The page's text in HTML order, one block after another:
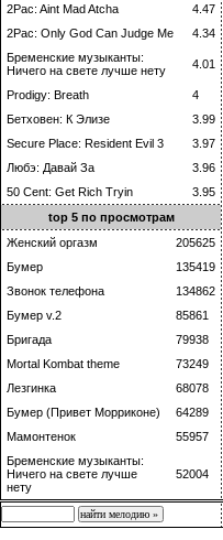
2Pac: Aint Mad Atcha
4.47
2Pac: Only God Can Judge Me
4.34
Бременские музыканты:
Ничего на свете лучше нету
4.01
Prodigy: Breath
4
Бетховен: К Элизе
3.99
Secure Place: Resident Evil 3
3.97
Любэ: Давай За
3.96
50 Cent: Get Rich Tryin
3.95
top 5 по просмотрам
Женский оргазм
205625
Бумер
135419
Звонок телефона
134862
Бумер v.2
85861
Бригада
79938
Mortal Kombat theme
73249
Лезгинка
68078
Бумер (Привет Морриконе)
64289
Мамонтенок
55957
Бременские музыканты:
Ничего на свете лучше
нету
52004